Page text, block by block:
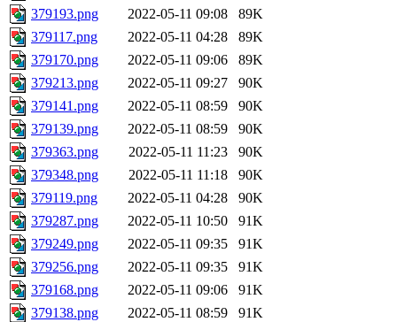
379193.png
2022-05-11 09:08
89K
379117.png
2022-05-11 04:28
89K
379170.png
2022-05-11 09:06
89K
379213.png
2022-05-11 09:27
90K
379141.png
2022-05-11 08:59
90K
379139.png
2022-05-11 08:59
90K
379363.png
2022-05-11 11:23
90K
379348.png
2022-05-11 11:18
90K
379119.png
2022-05-11 04:28
90K
379287.png
2022-05-11 10:50
91K
379249.png
2022-05-11 09:35
91K
379256.png
2022-05-11 09:35
91K
379168.png
2022-05-11 09:06
91K
379138.png
2022-05-11 08:59
91K